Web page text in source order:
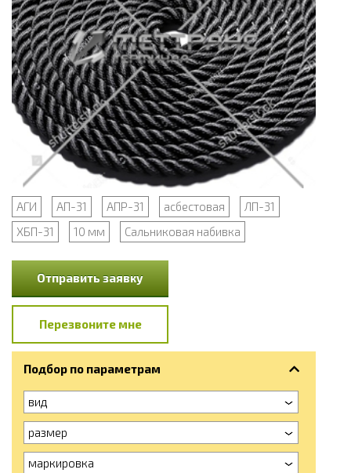
АГИ АП-31 АПР-31 асбестовая
ЛП-31
ХБП-31
10 мм Сальниковая набивка
Отправить заявку
Перезвоните мне
Подбор по параметрам
вид
размер
маркировка